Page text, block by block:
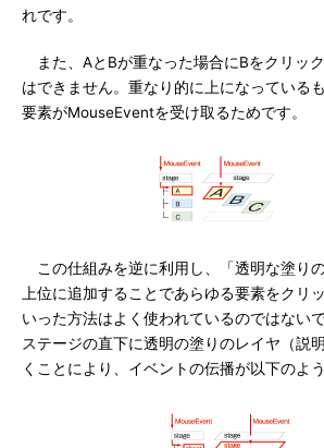
れです。
また、AとBが重なった場合にBをクリッ
はできません。重なり的に上になっている
要素がMouseEventを受け取るためです。
この仕組みを逆に利用し、「透明な塗り
上位に追加することであらゆる要素をクリ
いった方法はよく使われているのではない
ステージの直下に透明の塗りのレイヤ（説
くことにより、イベントの伝播が以下のよ